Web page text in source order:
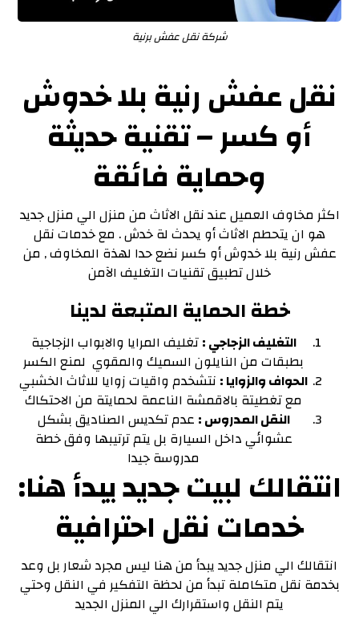
شركة نقل عفش برنية
نقل عفش رنية بلا خدوش
أو كسر – تقنية حديثة
وحماية فائقة
اكثر مخاوف العميل عند نقل الاثاث من منزل الي منزل جديد
هو ان يتحطم الاثاث أو يحدث لة خدش . مع خدمات نقل
عفش رنية بلا خدوش أو كسر نضع حدا لهذة المخاوف , من
خلال تطبيق تقنيات التغليف الآمن
خطة الحماية المتبعة لدينا
التغليف الزجاجي :تغليف المرايا والابواب الزجاجية
بطبقات من النايلون السميك والمقوي لمنع الكسر
الحواف والزوايا : نتشخدم واقيات زوايا للاثاث الخشبي
مع تغطيتة بالاقمشة الناعمة لحمايتة من الاحتكاك
النقل المدروس : عدم تكديس الصناديق بشكل
عشوائي داخل السيارة بل يتم ترتيبها وفق خطة
مدروسة جيدا
انتقالك لبيت جديد يبدأ هنا:
خدمات نقل احترافية
انتقالك الي منزل جديد يبدأ من هنا ليس مجرد شعار بل وعد
بخدمة نقل متكاملة تبدأ من لحظة التفكير في النقل وحتي
يتم النقل واستقرارك الي المنزل الجديد